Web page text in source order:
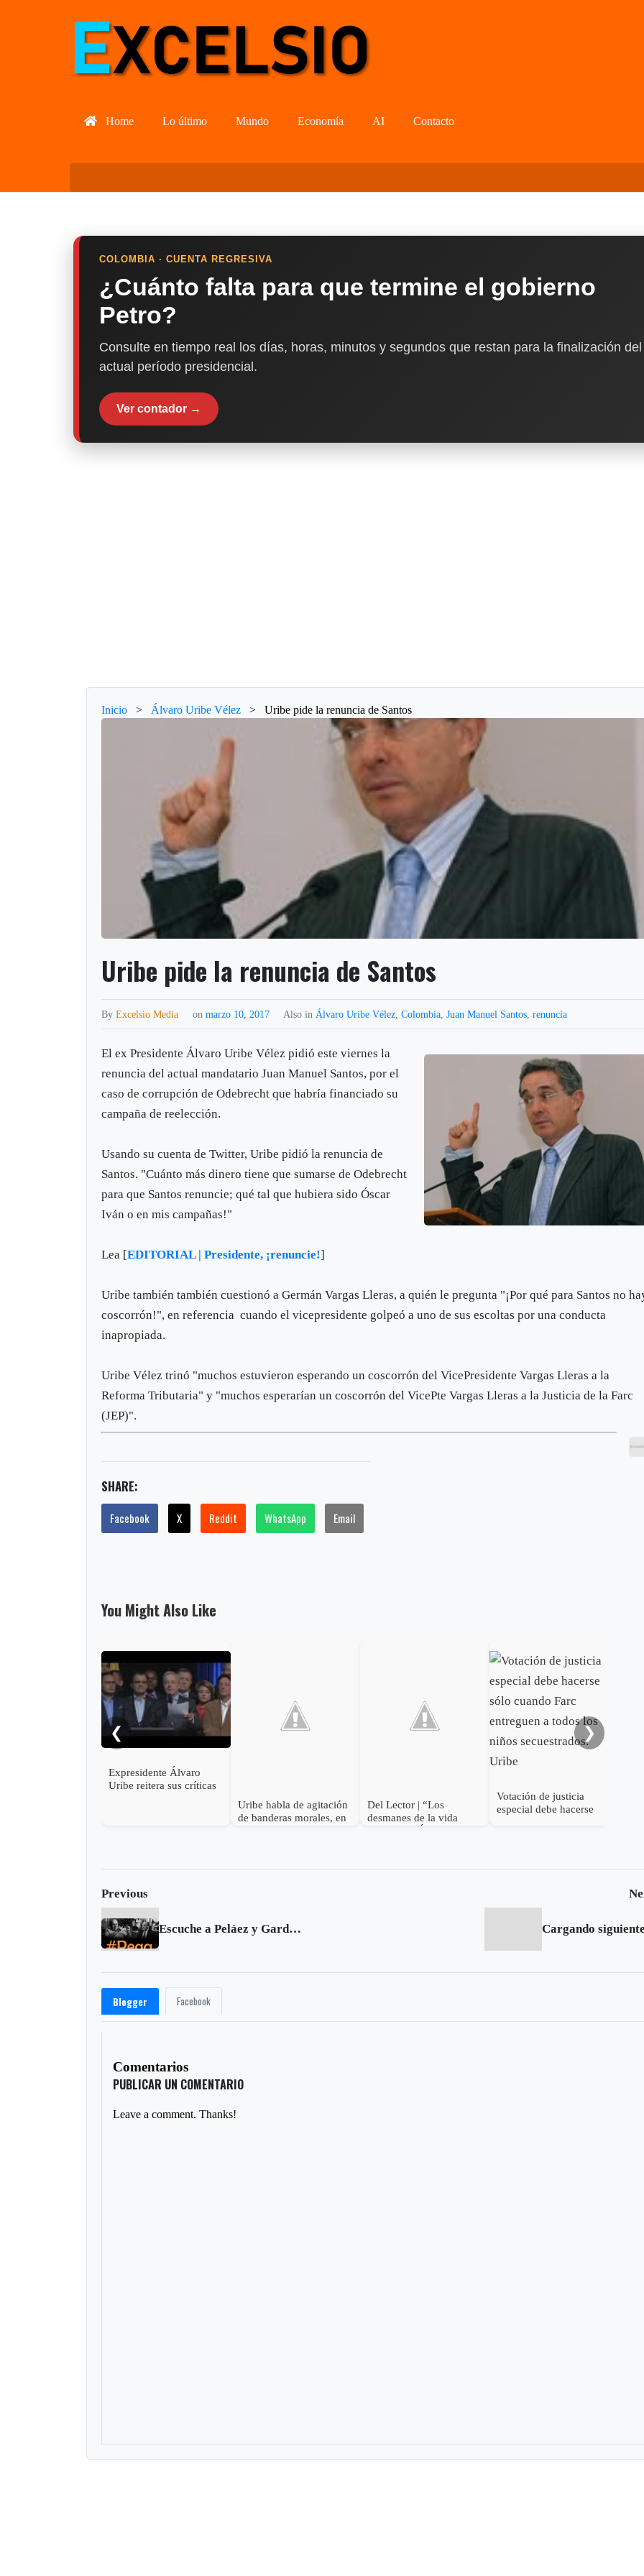
Home Lo último Mundo Economía AI Contacto
COLOMBIA · CUENTA REGRESIVA
¿Cuánto falta para que termine el gobierno
Petro?
Consulte en tiempo real los días, horas, minutos y segundos que restan para la finalización del
actual período presidencial.
Ver contador →
Inicio > Álvaro Uribe Vélez > Uribe pide la renuncia de Santos
Uribe pide la renuncia de Santos
ByExcelsio Media onmarzo 10, 2017 Also in Álvaro Uribe Vélez ,Colombia ,Juan Manuel Santos ,renuncia
El ex Presidente Álvaro Uribe Vélez pidió este viernes la
renuncia del actual mandatario Juan Manuel Santos, por el
caso de corrupción de Odebrecht que habría financiado su
campaña de reelección.
Usando su cuenta de Twitter, Uribe pidió la renuncia de
Santos. "Cuánto más dinero tiene que sumarse de Odebrecht
para que Santos renuncie; qué tal que hubiera sido Óscar
Iván o en mis campañas!"
Lea [EDITORIAL | Presidente, ¡renuncie!]
Uribe también también cuestionó a Germán Vargas Lleras, a quién le pregunta "¡Por qué para Santos no
coscorrón!", en referencia cuando el vicepresidente golpeó a uno de sus escoltas por una conducta
inapropiada.
Uribe Vélez‏ trinó "muchos estuvieron esperando un coscorrón del VicePresidente Vargas Lleras a la
Reforma Tributaria" y "muchos esperarían un coscorrón del VicePte Vargas Lleras a la Justicia de la Farc
(JEP)".
SHARE:
Facebook X Reddit WhatsApp Email
You Might Also Like
❮
Expresidente Álvaro
Uribe reitera sus críticas
Uribe habla de agitación
de banderas morales, en
Del Lector | “Los
desmanes de la vida
Votación de justicia
especial debe hacerse
❯
Previous
Escuche a Peláez y Gardeazábal en su Pega | Marzo 10 de 2017 Cargando
Blogger Facebook
Comentarios
PUBLICAR UN COMENTARIO
Leave a comment. Thanks!